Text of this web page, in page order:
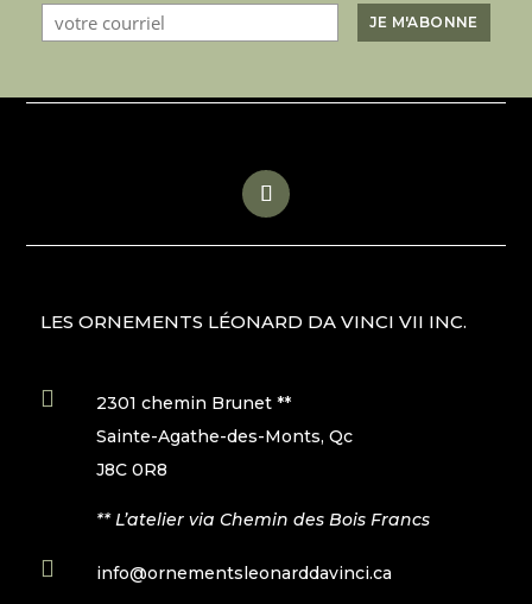
LES ORNEMENTS LÉONARD DA VINCI VII INC.

2301 chemin Brunet **
Sainte-Agathe-des-Monts, Qc
J8C 0R8
** L’atelier via Chemin des Bois Francs
 info@ornementsleonarddavinci.ca